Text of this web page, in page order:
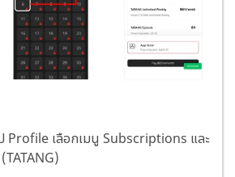
Profile เลือกเมนู Subscriptions และ